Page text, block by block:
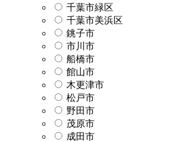
千葉市緑区
千葉市美浜区
銚子市
市川市
船橋市
館山市
木更津市
松戸市
野田市
茂原市
成田市